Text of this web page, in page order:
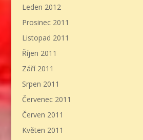
Leden 2012
Prosinec 2011
Listopad 2011
Říjen 2011
Září 2011
Srpen 2011
Červenec 2011
Červen 2011
Květen 2011